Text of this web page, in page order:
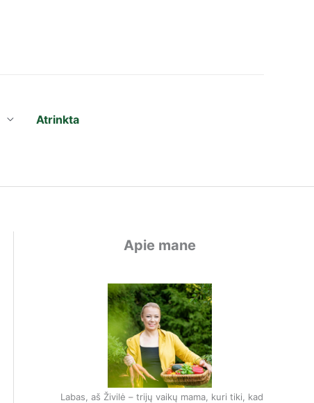
Atrinkta
Apie mane
Labas, aš Živilė – trijų vaikų mama, kuri tiki, kad